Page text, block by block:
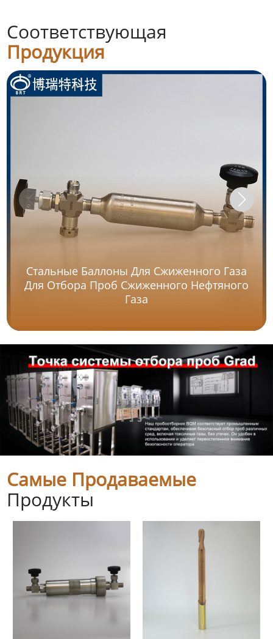
Соответствующая
Продукция
Стальные Баллоны Для Сжиженного Газа
Для Отбора Проб Сжиженного Нефтяного
Газа
Самые Продаваемые
Продукты